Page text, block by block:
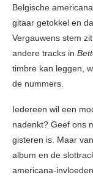
Belgische
gitaar getokkel en
Vergauwens stem
andere tracks in
timbre kan leggen,
de nummers.
Iedereen wil een
nadenkt? Geef ons
gisteren is. Maar
album en de
americana-